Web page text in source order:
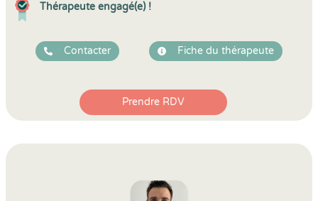
Thérapeute engagé(e) !
Contacter Fiche du thérapeute
Prendre RDV